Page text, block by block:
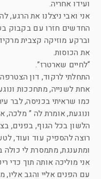
ועידו אחריה.
אני ואבי ניצלנו את הרגע,
וברקע מוזיקה קצבית
את הכוסות.
“לחיים שארטרז”.
התחלתי לרקוד, דון
אחת לשנייה, מתחככות
כמו שראיתי בכניסה, לבר
ונוגעת, אומרת לה ”
הלשון בכל הגוף, בפנים,
רוצה להספיק עוד ועוד,
ומתענגת, מתמסרת לי כולה
אני מוליכה אותה תוך כדי
עם הפנים אליי והגב